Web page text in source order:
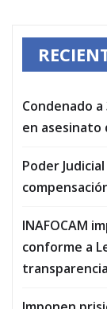
Condenado
en asesinato
Poder
INAFOCAM
conforme a